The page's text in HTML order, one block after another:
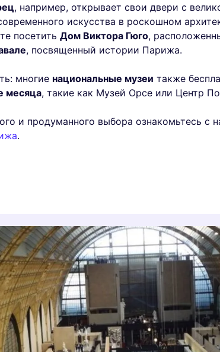
, например, открывает свои двери с
искусства в роскошном
посетить Дом Виктора Гюго,
, посвященный истории Парижа.
многие национальные музеи также
месяца, такие как Музей Орсе или Центр
и продуманного выбора ознакомьтесь с
.